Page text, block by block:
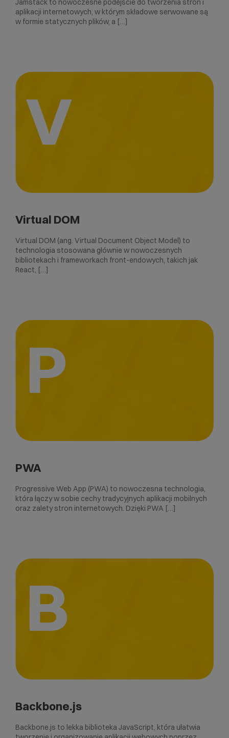
Jamstack to nowoczesne podejście do tworzenia stron i
aplikacji internetowych, w którym składowe serwowane są
w formie statycznych plików, a […]
V
Virtual DOM
Virtual DOM (ang. Virtual Document Object Model) to
technologia stosowana głównie w nowoczesnych
bibliotekach i frameworkach front-endowych, takich jak
React, […]
P
PWA
Progressive Web App (PWA) to nowoczesna technologia,
która łączy w sobie cechy tradycyjnych aplikacji mobilnych
oraz zalety stron internetowych. Dzięki PWA […]
B
Backbone.js
Backbone.js to lekka biblioteka JavaScript, która ułatwia